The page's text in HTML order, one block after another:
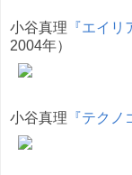
小谷真理 『エイ
2004年）
小谷真理 『テクノ